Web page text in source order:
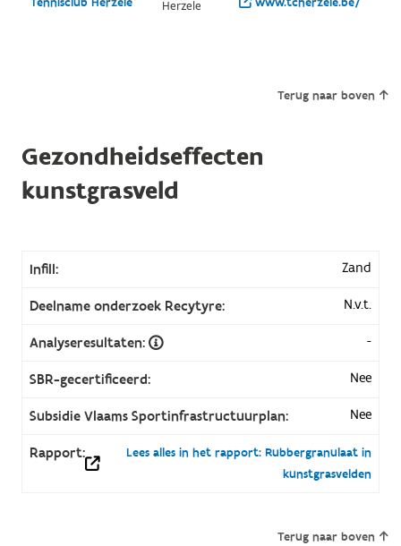
Herzele
Terug naar boven
Gezondheidseffecten
kunstgrasveld
Infill: Zand
Deelname onderzoek Recytyre: N.v.t.
Analyseresultaten: -
SBR-gecertificeerd: Nee
Subsidie Vlaams Sportinfrastructuurplan: Nee
Rapport:
Lees alles in het rapport: Rubbergranulaat in
kunstgrasvelden
Terug naar boven